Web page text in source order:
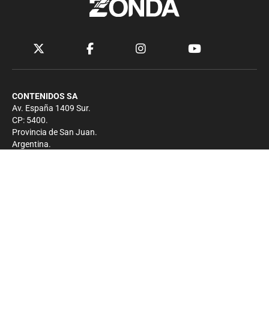
CONTENIDOS SA
Av. España 1409 Sur.
CP: 5400.
Provincia de San Juan.
Argentina.